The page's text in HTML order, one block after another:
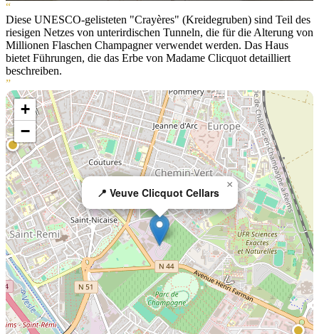
“
Diese UNESCO-gelisteten "Crayères" (Kreidegruben) sind Teil des
riesigen Netzes von unterirdischen Tunneln, die für die Alterung von
Millionen Flaschen Champagner verwendet werden. Das Haus
bietet Führungen, die das Erbe von Madame Clicquot detailliert
beschreiben.
”
📍 Veuve Clicquot Cellars
×
+
−